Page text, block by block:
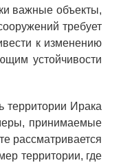
важные объекты,
требует
к изменению
устойчивости
территории Ирака
принимаемые
рассматривается
территории, где